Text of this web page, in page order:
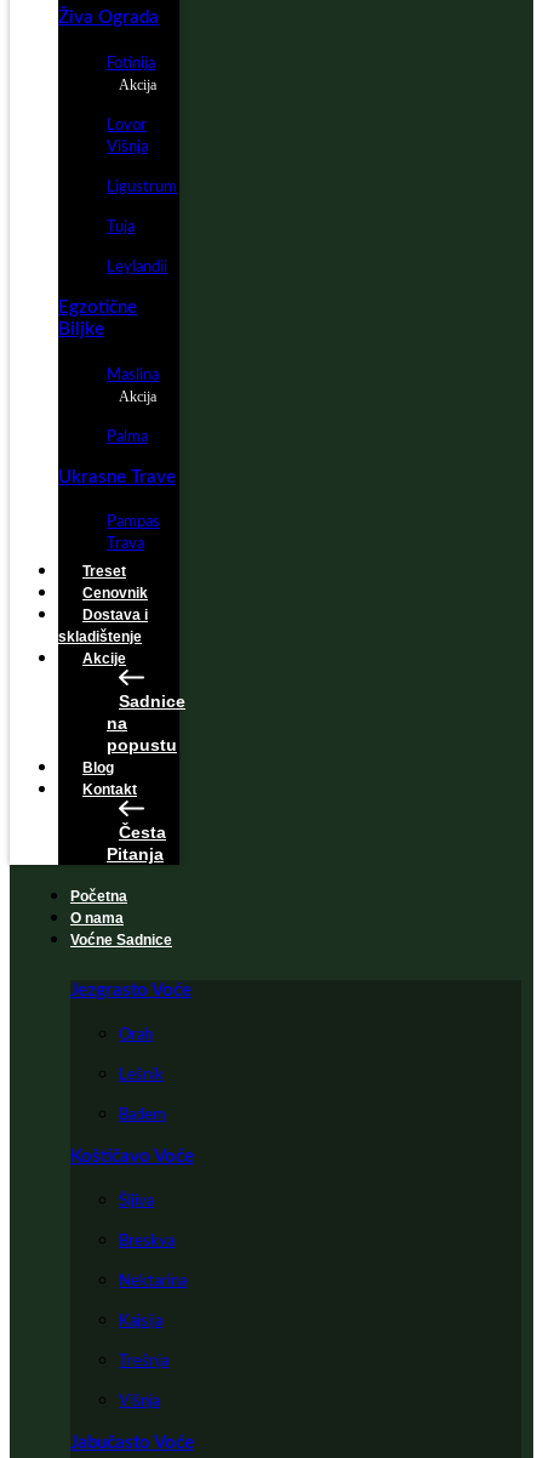
Živa Ograda
Fotinija
Akcija
Lovor
Višnja
Ligustrum
Tuja
Leylandii
Egzotične
Biljke
Maslina
Akcija
Palma
Ukrasne Trave
Pampas
Trava
Treset
Cenovnik
Dostava i
skladištenje
Akcije
Sadnice
na
popustu
Blog
Kontakt
Česta
Pitanja
Početna
O nama
Voćne Sadnice
Jezgrasto Voće
Orah
Lešnik
Badem
Koštičavo Voće
Šljiva
Breskva
Nektarina
Kajsija
Trešnja
Višnja
Jabučasto Voće